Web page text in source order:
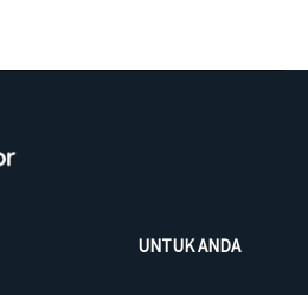
UNTUK ANDA